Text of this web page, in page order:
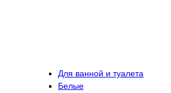
Для ванной и туалета
Белые